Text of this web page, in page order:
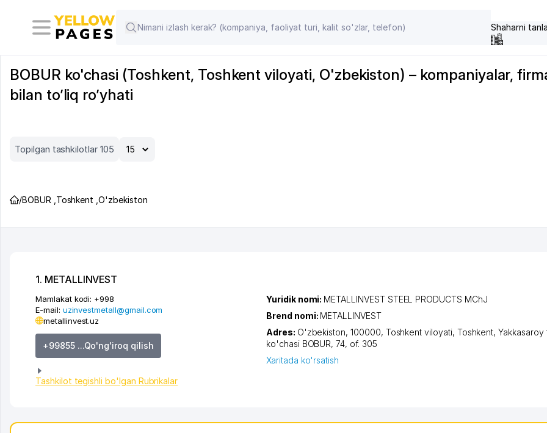
Shaharni
BOBUR ko'chasi (Toshkent, Toshkent viloyati, O'zbekiston) – kompaniyalar,
bilan to’liq ro’yhati
Topilgan tashkilotlar 105
/BOBUR Toshkent ,O'zbekiston
1. METALLINVEST
Mamlakat kodi: +998
E-mail: uzinvestmetall@gmail.com
metallinvest.uz
+99855 ...Qo'ng'iroq qilish
Tashkilot tegishli bo'lgan Rubrikalar
Yuridik nomi: METALLINVEST STEEL PRODUCTS MChJ
Brend nomi: METALLINVEST
Adres: O'zbekiston, 100000, Toshkent viloyati, Toshkent,Yakkasaroy
ko'chasi BOBUR, 74, of. 305
Xaritada ko'rsatish